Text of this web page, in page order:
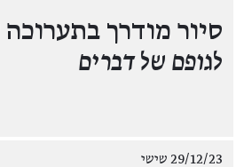
סיור מודרך בתערוכה
לגופם של דברים
29/12/23 שישי